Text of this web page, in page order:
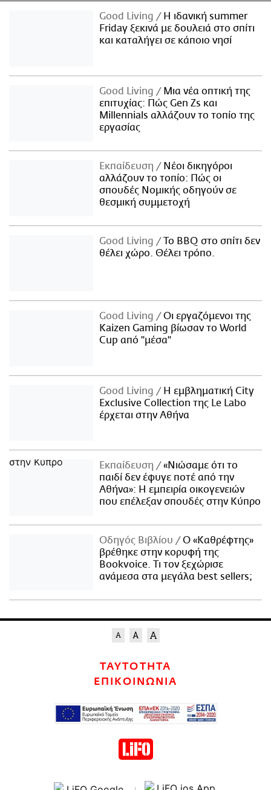
Good Living
Η ιδανική summer
Friday ξεκινά με δουλειά στο σπίτι
και καταλήγει σε κάποιο νησί
Good Living
Μια νέα οπτική της
επιτυχίας: Πώς Gen Zs και
Millennials αλλάζουν το τοπίο της
εργασίας
Εκπαίδευση
Νέοι δικηγόροι
αλλάζουν το τοπίο: Πώς οι
σπουδές Νομικής οδηγούν σε
θεσμική συμμετοχή
Good Living
Το BBQ στο σπίτι δεν
θέλει χώρο. Θέλει τρόπο.
Good Living
Οι εργαζόμενοι της
Kaizen Gaming βίωσαν το World
Cup από "μέσα"
Good Living
Η εμβληματική City
Exclusive Collection της Le Labo
έρχεται στην Αθήνα
Εκπαίδευση
«Νιώσαμε ότι το
παιδί δεν έφυγε ποτέ από την
Αθήνα»: Η εμπειρία οικογενειών
που επέλεξαν σπουδές στην Κύπρο
Οδηγός Βιβλίου
Ο «Καθρέφτης»
βρέθηκε στην κορυφή της
Bookvoice. Τι τον ξεχώρισε
ανάμεσα στα μεγάλα best sellers;
ΤΑΥΤΟΤΗΤΑ
ΕΠΙΚΟΙΝΩΝΙΑ